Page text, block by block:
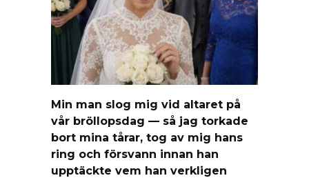
Min man slog mig vid altaret på
vår bröllopsdag — så jag torkade
bort mina tårar, tog av mig hans
ring och försvann innan han
upptäckte vem han verkligen